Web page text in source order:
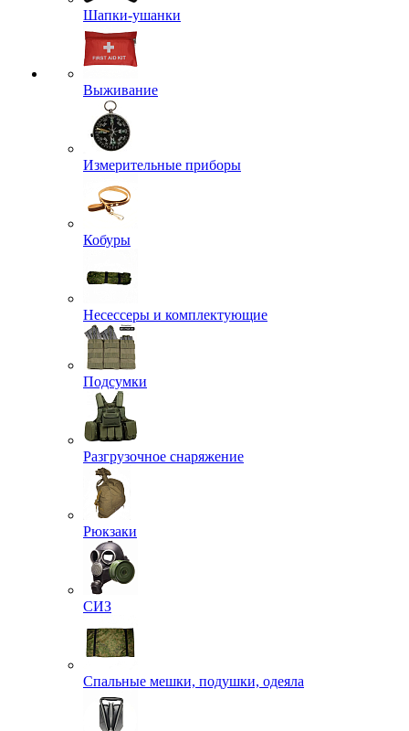
Шапки-ушанки
Выживание
Измерительные приборы
Кобуры
Несессеры и комплектующие
Подсумки
Разгрузочное снаряжение
Рюкзаки
СИЗ
Спальные мешки, подушки, одеяла